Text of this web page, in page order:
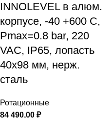
INNOLEVEL в алюм.
корпусе, -40 +600 С,
Рmax=0.8 bar, 220
VAC, IP65, лопасть
40х98 мм, нерж.
сталь
Ротационные
84 490,00 ₽